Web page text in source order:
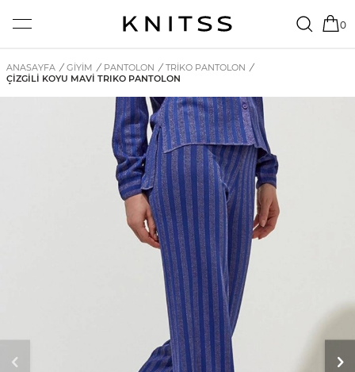
0
ANASAYFA / GİYİM / PANTOLON / TRIKO PANTOLON /
ÇIZGILI KOYU MAVI TRIKO PANTOLON